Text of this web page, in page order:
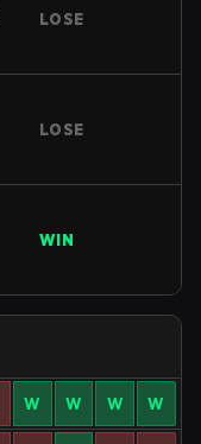
LOSE
LOSE
WIN
W W W W